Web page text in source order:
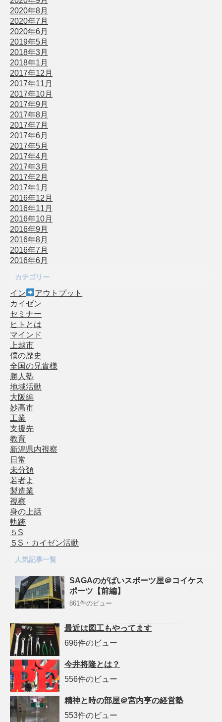
2020年8月
2020年7月
2020年6月
2019年5月
2018年3月
2018年1月
2017年12月
2017年11月
2017年10月
2017年9月
2017年8月
2017年7月
2017年6月
2017年5月
2017年4月
2017年3月
2017年2月
2017年1月
2016年12月
2016年11月
2016年10月
2016年9月
2016年8月
2016年7月
2016年6月
カテゴリー
イン
アウトプット
カイゼン
セミナー
ヒトとは
マインド
上越市
僕の歴史
全国の兄貴様
勝人塾
地域活動
大阪編
妙高市
工業
支援先
教育
新潟県内視察
日常
未分類
若者よ
製造業
視察
身の上話
軌跡
５S
５S・カイゼン活動
人気記事一覧
SAGAのがばいスポーツ屋＠コイケス
ポーツ【前編】
861件のビュー
最近は図工もやってます
696件のビュー
今井将隆とは？
556件のビュー
精神と時の部屋＠宮内亨の経営塾
553件のビュー